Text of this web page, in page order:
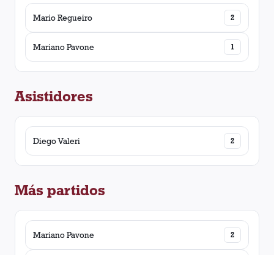
Mario Regueiro 2
Mariano Pavone 1
Asistidores
Diego Valeri 2
Más partidos
Mariano Pavone 2